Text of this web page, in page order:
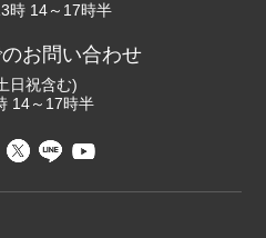
時 14～17時半
お問い合わせ
日祝含む)
14～17時半